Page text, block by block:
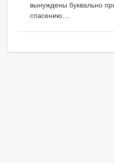
вынуждены буквально
спасению....